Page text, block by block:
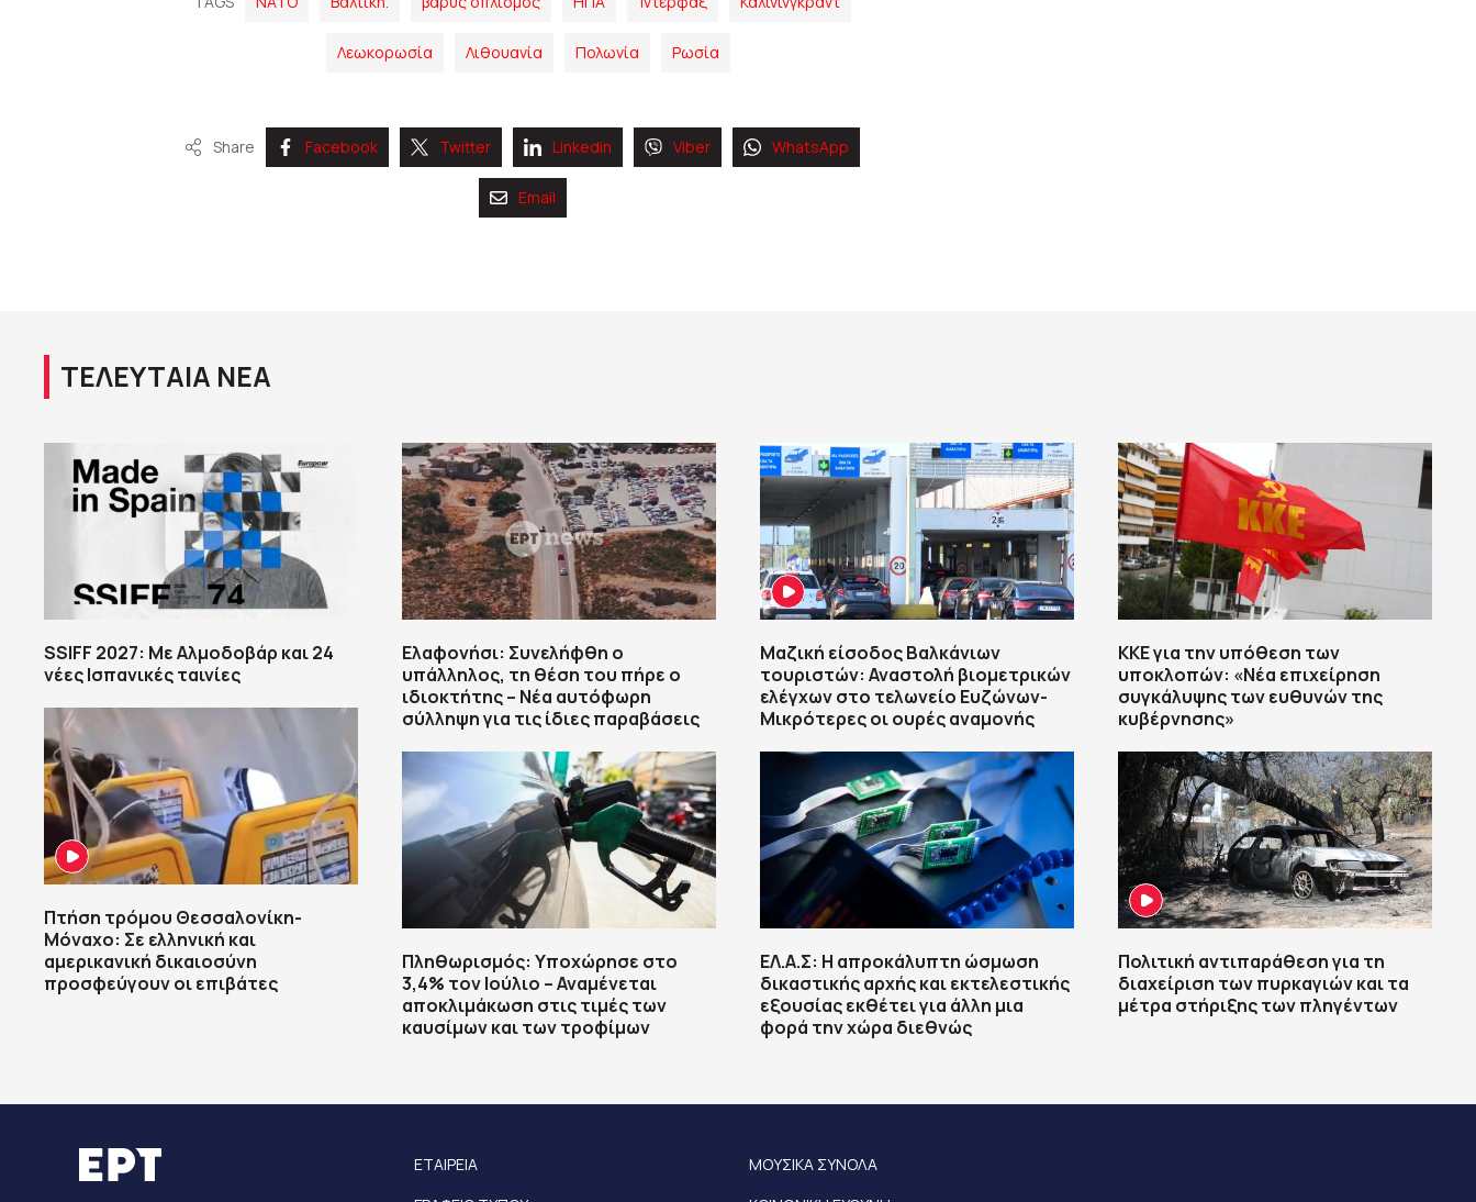
Λεωκορωσία Λιθουανία Πολωνία Ρωσία
Share Facebook Twitter Linkedin Viber WhatsApp
Email
ΤΕΛΕΥΤΑΙΑ ΝΕΑ
SSIFF 2027: Με Αλμοδοβάρ και 24
νέες Ισπανικές ταινίες
Πτήση τρόμου Θεσσαλονίκη-
Μόναχο: Σε ελληνική και
αμερικανική δικαιοσύνη
προσφεύγουν οι επιβάτες
Ελαφονήσι: Συνελήφθη ο
υπάλληλος, τη θέση του πήρε ο
ιδιοκτήτης – Νέα αυτόφωρη
σύλληψη για τις ίδιες παραβάσεις
Πληθωρισμός: Υποχώρησε στο
3,4% τον Ιούλιο – Αναμένεται
αποκλιμάκωση στις τιμές των
καυσίμων και των τροφίμων
Μαζική είσοδος Βαλκάνιων
τουριστών: Αναστολή βιομετρικών
ελέγχων στο τελωνείο Ευζώνων-
Μικρότερες οι ουρές αναμονής
ΕΛ.Α.Σ: Η απροκάλυπτη ώσμωση
δικαστικής αρχής και εκτελεστικής
εξουσίας εκθέτει για άλλη μια
φορά την χώρα διεθνώς
ΚΚΕ για την υπόθεση των
υποκλοπών: «Νέα επιχείρηση
συγκάλυψης των ευθυνών της
κυβέρνησης»
Πολιτική αντιπαράθεση για τη
διαχείριση των πυρκαγιών και τα
μέτρα στήριξης των πληγέντων
ΕΤΑΙΡΕΙΑ
ΜΟΥΣΙΚΑ ΣΥΝΟΛΑ